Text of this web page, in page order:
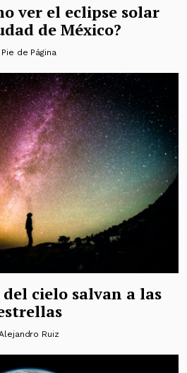
ver el eclipse solar
de México?
Pie de Página
del cielo salvan a las
Ruiz